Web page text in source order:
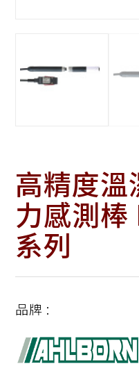
高精度溫
力感測棒
系列
品牌 :